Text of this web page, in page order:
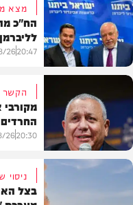
פוליטי
מצא
הח"כ
לליברמן
20:47
26
20:30
26
ניסוי
בצל